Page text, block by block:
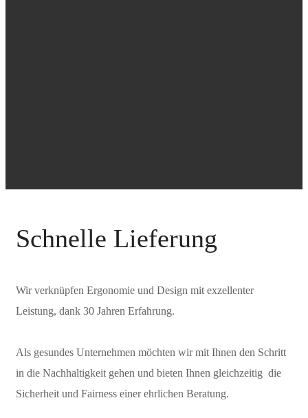
Schnelle Lieferung
Wir verknüpfen Ergonomie und Design mit exzellenter
Leistung, dank 30 Jahren Erfahrung.
Als gesundes Unternehmen möchten wir mit Ihnen den Schritt
in die Nachhaltigkeit gehen und bieten Ihnen gleichzeitig die
Sicherheit und Fairness einer ehrlichen Beratung.